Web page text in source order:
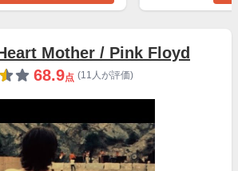
Mother / Pink Floyd
68.9点 (11人が評価)